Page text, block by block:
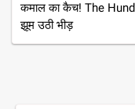
कमाल का कैच! The
झूम उठी भीड़